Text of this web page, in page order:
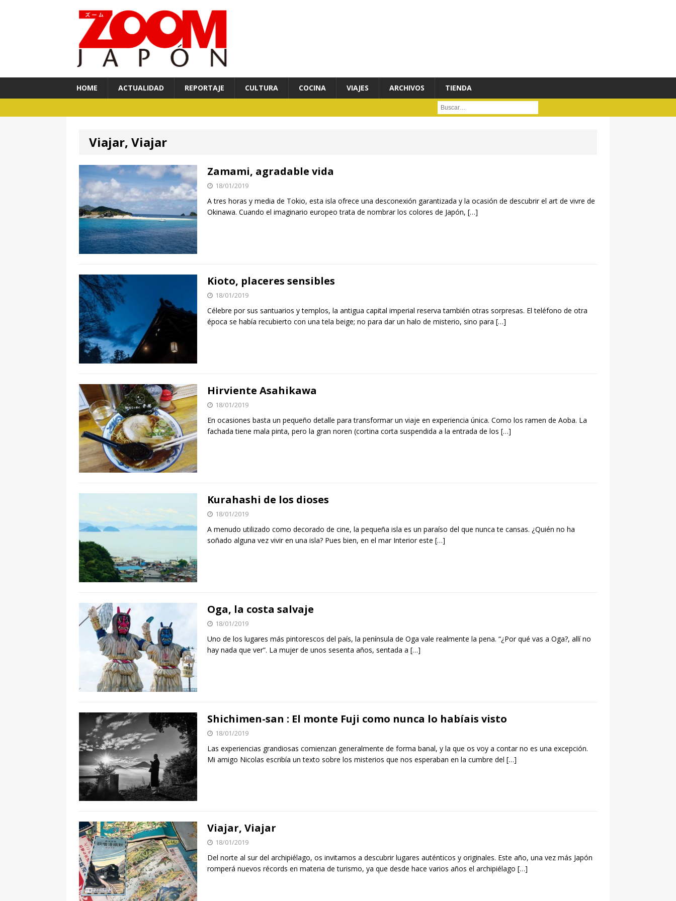
HOME ACTUALIDAD REPORTAJE CULTURA COCINA VIAJES ARCHIVOS
TIENDA
Buscar :
Viajar, Viajar
Zamami, agradable vida
18/01/2019
A tres horas y media de Tokio, esta isla ofrece una desconexión garantizada y la ocasión de descubrir el art de vivre de
Okinawa. Cuando el imaginario europeo trata de nombrar los colores de Japón, […]
Kioto, placeres sensibles
18/01/2019
Célebre por sus santuarios y templos, la antigua capital imperial reserva también otras sorpresas. El teléfono de otra
época se había recubierto con una tela beige; no para dar un halo de misterio, sino para […]
Hirviente Asahikawa
18/01/2019
En ocasiones basta un pequeño detalle para transformar un viaje en experiencia única. Como los ramen de Aoba. La
fachada tiene mala pinta, pero la gran noren (cortina corta suspendida a la entrada de los […]
Kurahashi de los dioses
18/01/2019
A menudo utilizado como decorado de cine, la pequeña isla es un paraíso del que nunca te cansas. ¿Quién no ha
soñado alguna vez vivir en una isla? Pues bien, en el mar Interior este […]
Oga, la costa salvaje
18/01/2019
Uno de los lugares más pintorescos del país, la península de Oga vale realmente la pena. “¿Por qué vas a Oga?, allí no
hay nada que ver”. La mujer de unos sesenta años, sentada a […]
Shichimen-san : El monte Fuji como nunca lo habíais visto
18/01/2019
Las experiencias grandiosas comienzan generalmente de forma banal, y la que os voy a contar no es una excepción.
Mi amigo Nicolas escribía un texto sobre los misterios que nos esperaban en la cumbre del […]
Viajar, Viajar
18/01/2019
Del norte al sur del archipiélago, os invitamos a descubrir lugares auténticos y originales. Este año, una vez más Japón
romperá nuevos récords en materia de turismo, ya que desde hace varios años el archipiélago […]